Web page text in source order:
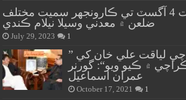
سنڌ حڪومت 4 آگسٽ تي ڪارونجهر سميت مختلف
ضلعن ۾ معدني وسيلا نيلام ڪندي
July 29, 2023 1
” فرزند ڪراچي لياقت علي خان کي
۾ ڪيو ويو“: گورنر
عمران اسماعيل
October 17, 2021 1